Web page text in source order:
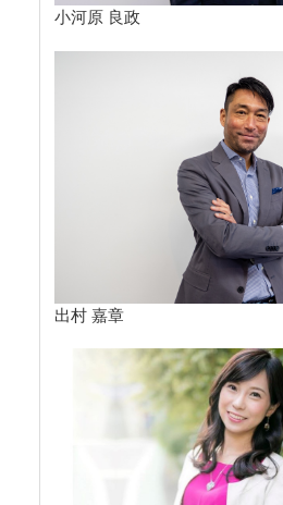
小河原 良政
出村 嘉章